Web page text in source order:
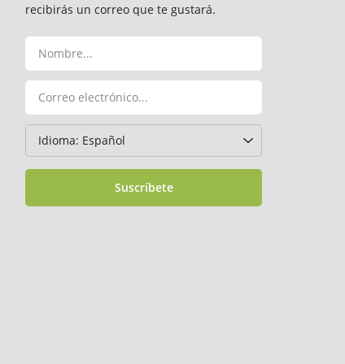
recibirás un correo que te gustará.
Suscríbete